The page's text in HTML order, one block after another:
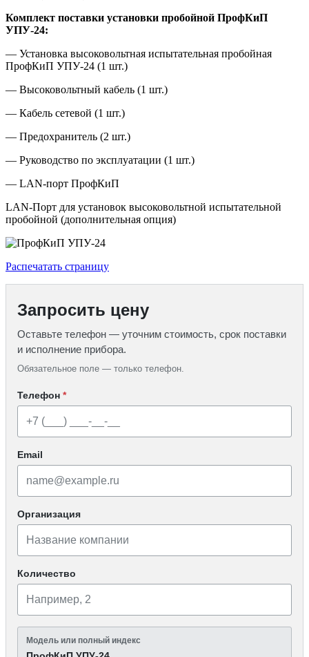
Комплект поставки установки пробойной ПрофКиП
УПУ-24:
— Установка высоковольтная испытательная пробойная
ПрофКиП УПУ-24 (1 шт.)
— Высоковольтный кабель (1 шт.)
— Кабель сетевой (1 шт.)
— Предохранитель (2 шт.)
— Руководство по эксплуатации (1 шт.)
— LAN-порт ПрофКиП
LAN-Порт для установок высоковольтной испытательной
пробойной (дополнительная опция)
Распечатать страницу
Запросить цену
Оставьте телефон — уточним стоимость, срок поставки
и исполнение прибора.
Обязательное поле — только телефон.
Телефон *
Email
Организация
Количество
Модель или полный индекс